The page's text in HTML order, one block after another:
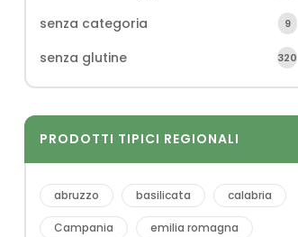
senza categoria 9
senza glutine 320
PRODOTTI TIPICI REGIONALI
abruzzo basilicata calabria
Campania emilia romagna